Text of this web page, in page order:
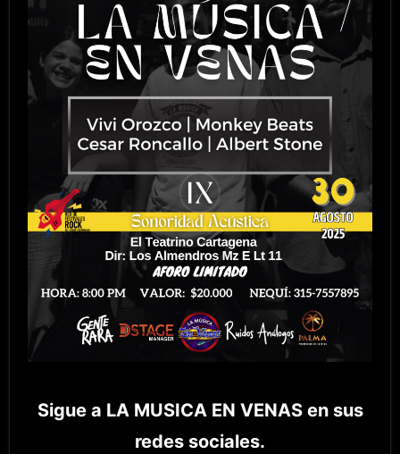
Sigue a LA MUSICA EN VENAS en sus
redes sociales.